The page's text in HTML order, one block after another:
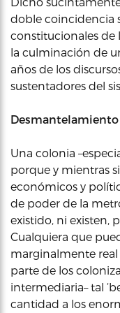
doble coincidencia
constitucionales de
la culminación de
años de los
sustentadores del
Desmantelamiento
Una colonia
porque y mientras
económicos y
de poder de la
existido, ni existen,
Cualquiera que
marginalmente
parte de los
intermediaria– tal
cantidad a los